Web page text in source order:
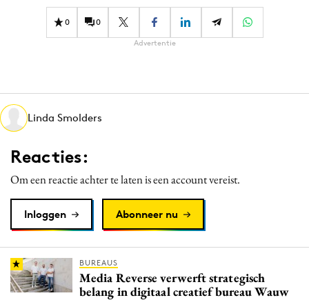
Effectiviteit
Gedragsverandering
Martech
Media
Merkstrategie
PR
Programmatic
Reputatie & crisis
0 0
Advertentie
Linda Smolders
Reacties:
Om een reactie achter te laten is een account vereist.
Inloggen Abonneer nu
BUREAUS
Media Reverse verwerft strategisch
belang in digitaal creatief bureau Wauw